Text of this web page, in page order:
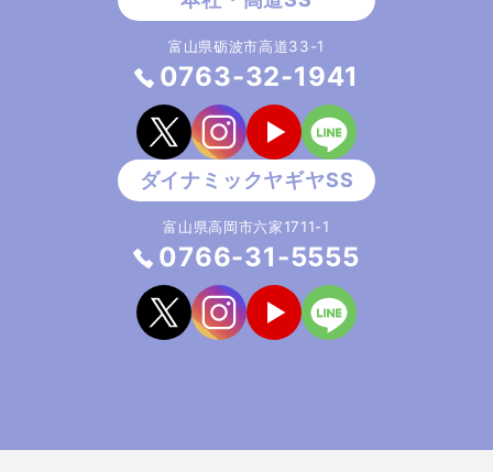
富山県砺波市高道33-1
0763-32-1941
富山県高岡市六家1711-1
0766-31-5555